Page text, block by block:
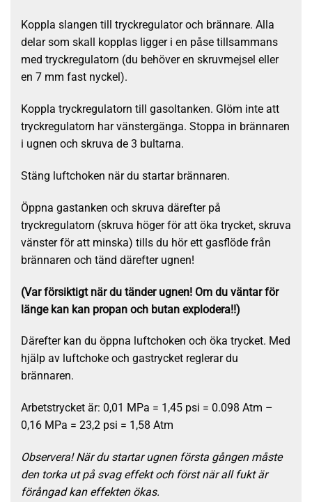
Koppla slangen till tryckregulator och brännare. Alla
delar som skall kopplas ligger i en påse tillsammans
med tryckregulatorn (du behöver en skruvmejsel eller
en 7 mm fast nyckel).
Koppla tryckregulatorn till gasoltanken. Glöm inte att
tryckregulatorn har vänstergänga. Stoppa in brännaren
i ugnen och skruva de 3 bultarna.
Stäng luftchoken när du startar brännaren.
Öppna gastanken och skruva därefter på
tryckregulatorn (skruva höger för att öka trycket, skruva
vänster för att minska) tills du hör ett gasflöde från
brännaren och tänd därefter ugnen!
(Var försiktigt när du tänder ugnen! Om du väntar för
länge kan kan propan och butan explodera!!)
Därefter kan du öppna luftchoken och öka trycket. Med
hjälp av luftchoke och gastrycket reglerar du
brännaren.
Arbetstrycket är: 0,01 MPa = 1,45 psi = 0.098 Atm –
0,16 MPa = 23,2 psi = 1,58 Atm
Observera! När du startar ugnen första gången måste
den torka ut på svag effekt och först när all fukt är
förångad kan effekten ökas.